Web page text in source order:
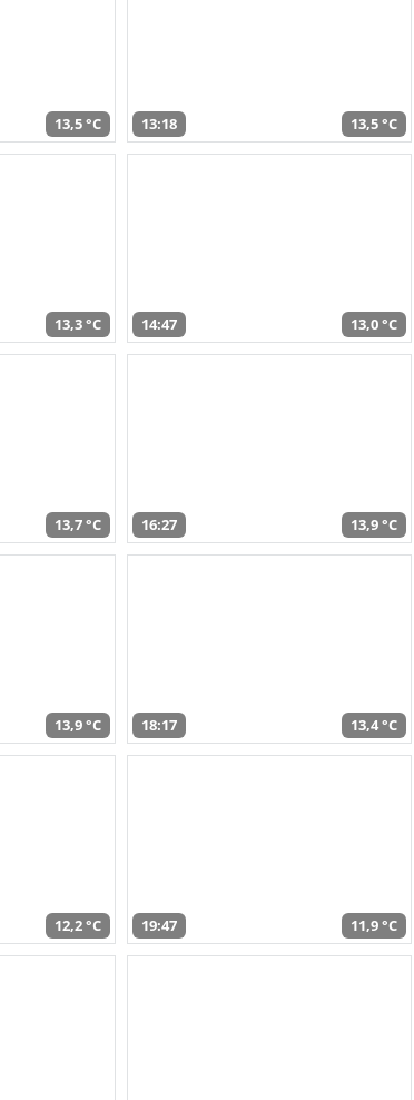
13,5 °C 13:18 13,5 °C
13,3 °C 14:47 13,0 °C
13,7 °C 16:27 13,9 °C
13,9 °C 18:17 13,4 °C
12,2 °C 19:47 11,9 °C